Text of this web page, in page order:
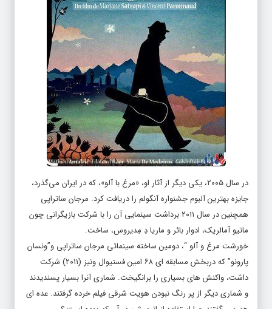
در سال ۲۰۰۵، یکی دیگر از آثار او، «مرغ با آلو»، که در ایران می‌گذرد،
جایزه بهترین آلبوم جشنواره آنگولم را دریافت کرد. مرجان ساتراپی
همچنین در سال ۲۰۱۱ برداشت سینمایی آن را با شرکت بازیگرانی چون
ماتیو آمالریک، ادوار بائر و ماریا دِ مِدیروس، ساخت.
خورشت مرغ و آلو “، دومین ساخته سینمائی مرجان ساتراپی و”ونسان
پارونو” که دربخش مسابقه ای ۶۸ امین فستیوال ونیز (۲۰۱۱) شرکت
داشت، واکنش های بسیاری را برانگیخت. شماری آنرا بسیار پسندیدند
و شماری دیگر از پر رنگ نبودن هویت شرقی فیلم خرده گرفتند. عده ای